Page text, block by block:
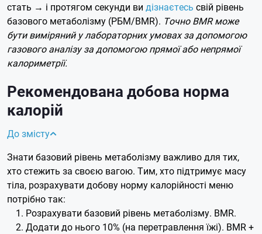
стать → і протягом секунди ви дізнаєтесь свій рівень
базового метаболізму (РБМ/BMR). Точно BMR може
бути виміряний у лабораторних умовах за допомогою
газового аналізу за допомогою прямої або непрямої
калориметрії.
Рекомендована добова норма
калорій
До змісту
Знати базовий рівень метаболізму важливо для тих,
хто стежить за своєю вагою. Тим, хто підтримує масу
тіла, розрахувати добову норму калорійності меню
потрібно так:
Розрахувати базовий рівень метаболізму. BMR.
Додати до нього 10% (на перетравлення їжі). BMR +